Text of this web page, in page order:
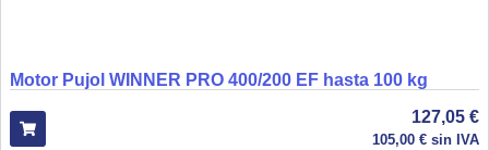
Motor Pujol WINNER PRO 400/200 EF hasta 100 kg
127,05 €
105,00 € sin IVA